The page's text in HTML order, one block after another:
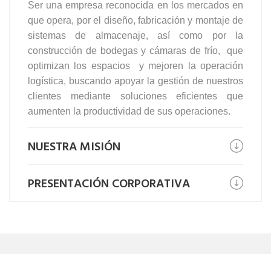
Ser una empresa reconocida en los mercados en
que opera, por el diseño, fabricación y montaje de
sistemas de almacenaje, así como por la
construcción de bodegas y cámaras de frío, que
optimizan los espacios y mejoren la operación
logística, buscando apoyar la gestión de nuestros
clientes mediante soluciones eficientes que
aumenten la productividad de sus operaciones.
NUESTRA MISIÓN
PRESENTACIÓN CORPORATIVA